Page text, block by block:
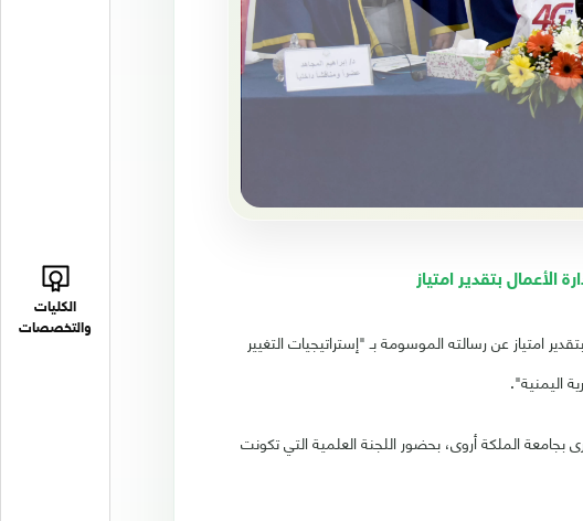
الكليات
والتخصصات
بتقدير امتياز
امتياز عن رسالته الموسومة بـ "إستراتيجيات التغيير
اليمنية".
يوم الإثنين الموافق 10 فبرابر 2025م في القاعة الكبرى بجامعة الملكة أروى، بحضور اللجنة العلمية التي تكونت